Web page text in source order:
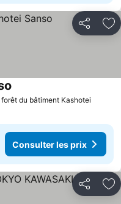
Partager
du bâtiment Kashotei
Consulter les prix
Partager